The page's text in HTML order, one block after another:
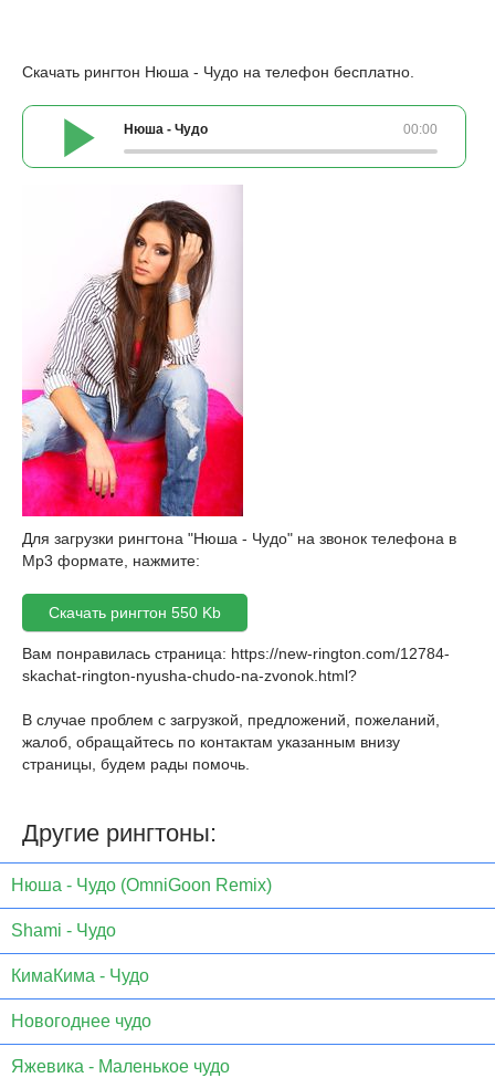
Скачать рингтон Нюша - Чудо на телефон бесплатно.
00:00
Нюша - Чудо
Для загрузки рингтона "Нюша - Чудо" на звонок телефона в
Mp3 формате, нажмите:
Скачать рингтон 550 Kb
Вам понравилась страница: https://new-rington.com/12784-
skachat-rington-nyusha-chudo-na-zvonok.html?
В случае проблем с загрузкой, предложений, пожеланий,
жалоб, обращайтесь по контактам указанным внизу
страницы, будем рады помочь.
Другие рингтоны:
Нюша - Чудо (OmniGoon Remix)
Shami - Чудо
КимаКима - Чудо
Новогоднее чудо
Яжевика - Маленькое чудо